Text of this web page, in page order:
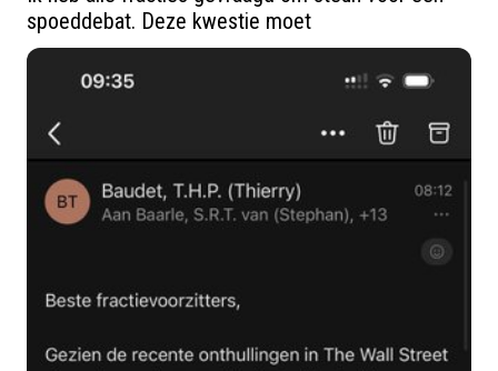
spoeddebat. Deze kwestie moet